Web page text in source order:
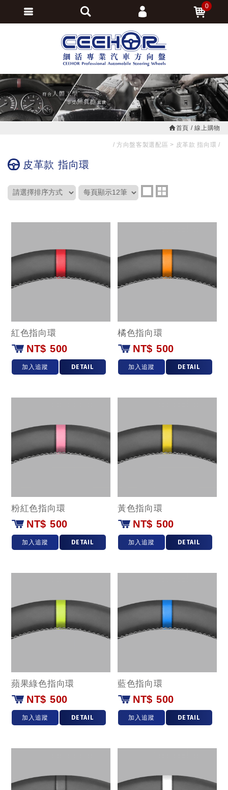
首頁 線上購物
方向盤客製選配區 皮革款 指向環
皮革款 指向環
紅色指向環
NT$ 500
加入追蹤 DETAIL
橘色指向環
NT$ 500
加入追蹤 DETAIL
粉紅色指向環
NT$ 500
加入追蹤 DETAIL
黃色指向環
NT$ 500
加入追蹤 DETAIL
蘋果綠色指向環
NT$ 500
加入追蹤 DETAIL
藍色指向環
NT$ 500
加入追蹤 DETAIL
0
會員登入
會員註冊
訂單查詢
追蹤清單
繁體中文